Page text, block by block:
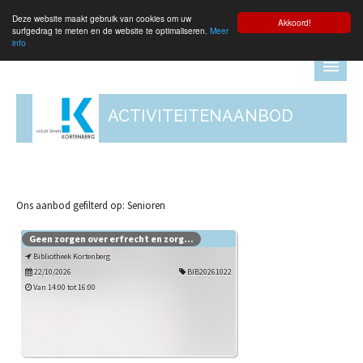
Akkoord!
Deze website maakt gebruik van cookies om uw
surfgedrag te meten en de website te optimaliseren. Meer
info
ACTIVITEITENAANBOD
Ons aanbod gefilterd op: Senioren
Geen zorgen over erfrecht en zorg...
Bibliotheek Kortenberg
22/10/2026
BIB20261022
Van 14:00 tot 16:00